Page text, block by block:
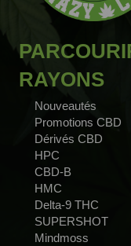
RAYONS
Nouveautés
Promotions CBD
Dérivés CBD
HPC
CBD-B
HMC
Delta-9 THC
SUPERSHOT
Mindmoss